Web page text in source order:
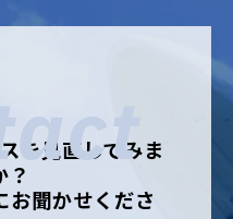
を見直してみま
？
お聞かせくださ